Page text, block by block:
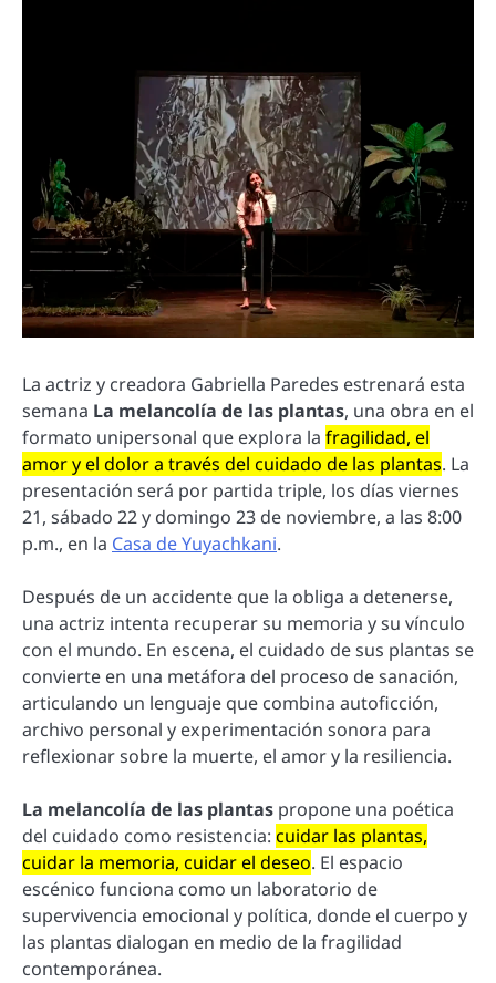
La actriz y creadora Gabriella Paredes estrenará esta
semana La melancolía de las plantas, una obra en el
formato unipersonal que explora la fragilidad, el
amor y el dolor a través del cuidado de las plantas. La
presentación será por partida triple, los días viernes
21, sábado 22 y domingo 23 de noviembre, a las 8:00
p.m., en la Casa de Yuyachkani.
Después de un accidente que la obliga a detenerse,
una actriz intenta recuperar su memoria y su vínculo
con el mundo. En escena, el cuidado de sus plantas se
convierte en una metáfora del proceso de sanación,
articulando un lenguaje que combina autoficción,
archivo personal y experimentación sonora para
reflexionar sobre la muerte, el amor y la resiliencia.
La melancolía de las plantas propone una poética
del cuidado como resistencia: cuidar las plantas,
cuidar la memoria, cuidar el deseo. El espacio
escénico funciona como un laboratorio de
supervivencia emocional y política, donde el cuerpo y
las plantas dialogan en medio de la fragilidad
contemporánea.